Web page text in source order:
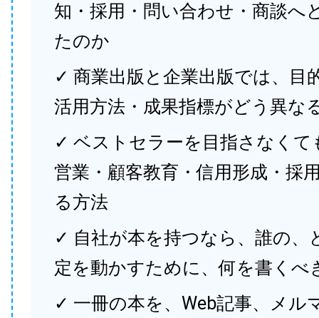
知・採用・問い合わせ・商談へ
たのか
✓ 商業出版と企業出版では、目
活用方法・成果指標がどう異な
✓ ベストセラーを目指さなくて
営業・顧客教育・信用形成・採
る方法
✓ 自社が本を持つなら、誰の、
定を動かすために、何を書くべ
✓ 一冊の本を、Web記事、メル